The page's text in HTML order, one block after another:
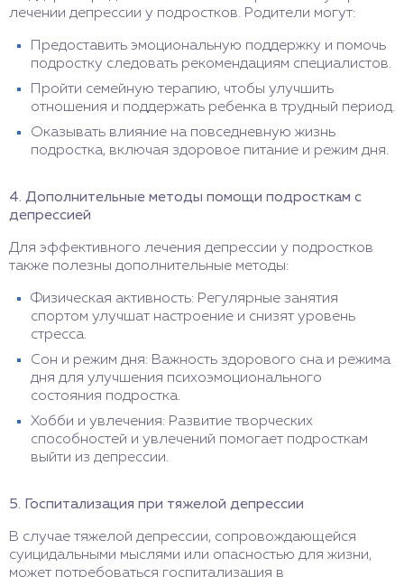
лечении депрессии у подростков. Родители могут:
Предоставить эмоциональную поддержку и помочь
подростку следовать рекомендациям специалистов.
Пройти семейную терапию, чтобы улучшить
отношения и поддержать ребенка в трудный период.
Оказывать влияние на повседневную жизнь
подростка, включая здоровое питание и режим дня.
4. Дополнительные методы помощи подросткам с
депрессией
Для эффективного лечения депрессии у подростков
также полезны дополнительные методы:
Физическая активность: Регулярные занятия
спортом улучшат настроение и снизят уровень
стресса.
Сон и режим дня: Важность здорового сна и режима
дня для улучшения психоэмоционального
состояния подростка.
Хобби и увлечения: Развитие творческих
способностей и увлечений помогает подросткам
выйти из депрессии.
5. Госпитализация при тяжелой депрессии
В случае тяжелой депрессии, сопровождающейся
суицидальными мыслями или опасностью для жизни,
может потребоваться госпитализация в